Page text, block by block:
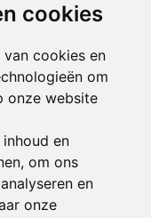
cookies
cookies en
om
onze website
en
om ons
en
onze